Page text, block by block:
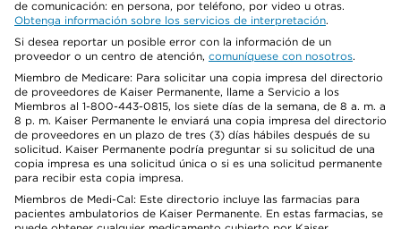
de comunicación: en persona, por teléfono, por video u otras.
Obtenga información sobre los servicios de interpretación.
Si desea reportar un posible error con la información de un
proveedor o un centro de atención, comuníquese con nosotros.
Miembro de Medicare: Para solicitar una copia impresa del directorio
de proveedores de Kaiser Permanente, llame a Servicio a los
Miembros al 1-800-443-0815, los siete días de la semana, de 8 a. m. a
8 p. m. Kaiser Permanente le enviará una copia impresa del directorio
de proveedores en un plazo de tres (3) días hábiles después de su
solicitud. Kaiser Permanente podría preguntar si su solicitud de una
copia impresa es una solicitud única o si es una solicitud permanente
para recibir esta copia impresa.
Miembros de Medi-Cal: Este directorio incluye las farmacias para
pacientes ambulatorios de Kaiser Permanente. En estas farmacias, se